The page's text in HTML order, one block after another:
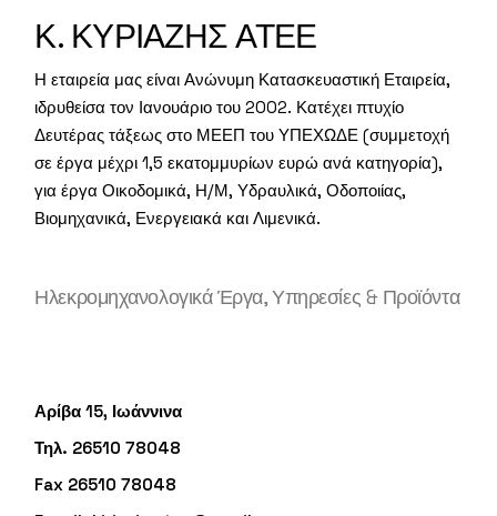
Κ. ΚΥΡΙΑΖΗΣ ΑΤΕΕ
Η εταιρεία μας είναι Ανώνυμη Κατασκευαστική Εταιρεία,
ιδρυθείσα τον Ιανουάριο του 2002. Κατέχει πτυχίο
Δευτέρας τάξεως στο ΜΕΕΠ του ΥΠΕΧΩΔΕ (συμμετοχή
σε έργα μέχρι 1,5 εκατομμυρίων ευρώ ανά κατηγορία),
για έργα Οικοδομικά, Η/Μ, Υδραυλικά, Οδοποιίας,
Βιομηχανικά, Ενεργειακά και Λιμενικά.
Ηλεκρομηχανολογικά Έργα, Υπηρεσίες & Προϊόντα
Αρίβα 15, Ιωάννινα
Τηλ. 26510 78048
Fax 26510 78048